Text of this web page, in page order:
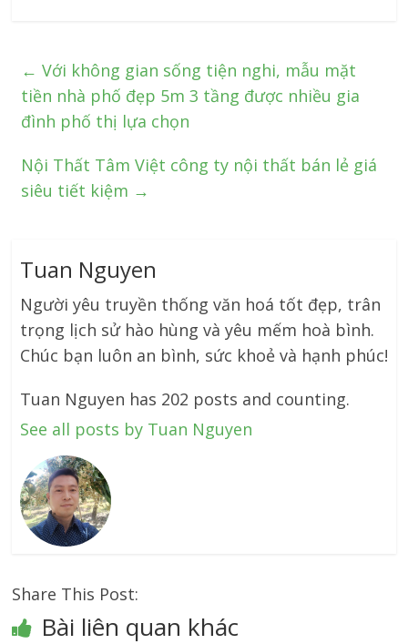
← Với không gian sống tiện nghi, mẫu mặt
tiền nhà phố đẹp 5m 3 tầng được nhiều gia
đình phố thị lựa chọn
Nội Thất Tâm Việt công ty nội thất bán lẻ giá
siêu tiết kiệm →
Tuan Nguyen
Người yêu truyền thống văn hoá tốt đẹp, trân
trọng lịch sử hào hùng và yêu mếm hoà bình.
Chúc bạn luôn an bình, sức khoẻ và hạnh phúc!
Tuan Nguyen has 202 posts and counting.
See all posts by Tuan Nguyen
Share This Post:
Bài liên quan khác